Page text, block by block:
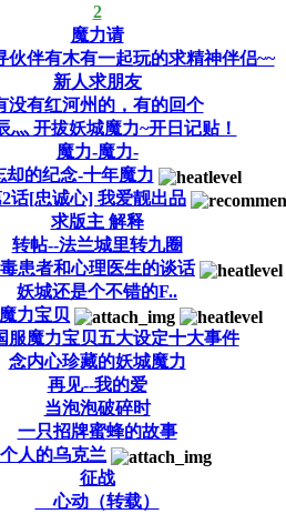
2
魔力请
伙伴有木有一起玩的求精神伴侣~~
新人求朋友
没有红河州的，有的回个
灬 开拔妖城魔力~开日记贴！
魔力-魔力-
却的纪念-十年魔力
2话[忠诚心] 我爱靓出品
求版主 解释
转帖--法兰城里转九圈
患者和心理医生的谈话
妖城还是个不错的F..
力宝贝
服魔力宝贝五大设定十大事件
念内心珍藏的妖城魔力
再见--我的爱
当泡泡破碎时
一只招牌蜜蜂的故事
人的乌克兰
征战
心动（转载）